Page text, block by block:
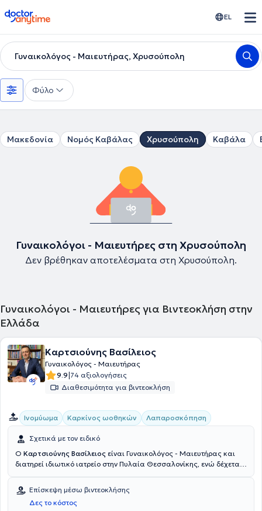
doctoranytime EL
Γυναικολόγος - Μαιευτήρας, Χρυσούπολη
Φύλο
Μακεδονία Νομός Καβάλας Χρυσούπολη Καβάλα
Γυναικολόγοι - Μαιευτήρες στη Χρυσούπολη
Δεν βρέθηκαν αποτελέσματα στη Χρυσούπολη.
Γυναικολόγοι - Μαιευτήρες για Βιντεοκλήση στην
Ελλάδα
Καρτσιούνης Βασίλειος
Γυναικολόγος - Μαιευτήρας
9.9|74 αξιολογήσεις
Διαθεσιμότητα για βιντεοκλήση
Ινομύωμα Καρκίνος ωοθηκών Λαπαροσκόπηση
Σχετικά με τον ειδικό
Ο Καρτσιούνης Βασίλειος είναι Γυναικολόγος - Μαιευτήρας και
διατηρεί ιδιωτικό ιατρείο στην Πυλαία Θεσσαλονίκης, ενώ δέχεται
ΙΑΣΩ. Είναι απόφοιτος και υποψήφιος Διδάκτωρ της Ιατρικής
Σχολής του Αριστοτελείου Πανεπιστημίου Θεσσαλονίκης και
Ακαδημαϊκός υπότροφος της Γ’ Μαιευτικής – Γυναικολογικής
Επίσκεψη μέσω βιντεοκλήσης
Δες το κόστος